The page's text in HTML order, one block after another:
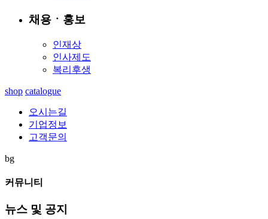
채용ㆍ홍보
인재상
인사제도
복리후생
shop catalogue
오시는길
기업정보
고객문의
bg
커뮤니티
뉴스 및 공지